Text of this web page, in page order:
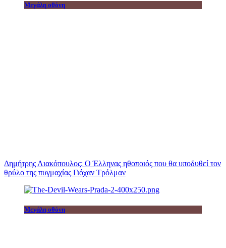
Μεγάλη οθόνη
Δημήτρης Λιακόπουλος: Ο Έλληνας ηθοποιός που θα υποδυθεί τον
θρύλο της πυγμαχίας Γιόχαν Τρόλμαν
Μεγάλη οθόνη